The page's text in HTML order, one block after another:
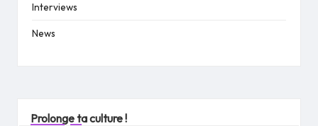
Interviews
News
Prolonge ta culture !